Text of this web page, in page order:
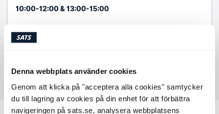
Denna webbplats använder cookies
Genom att klicka på "acceptera alla cookies" samtycker
du till lagring av cookies på din enhet för att förbättra
navigeringen på sats.se, analysera webbplatsens
10:00-12:00 & 13:00-15:00
Starta chatt
Skicka ett meddelande